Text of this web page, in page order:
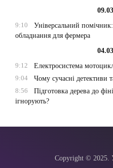
9:10
Універсальний
обладнання для фермера
9:12
Електросистема
9:04
Чому сучасні детективи
8:56
Підготовка дерева до
ігнорують?
Copyright © 2025.